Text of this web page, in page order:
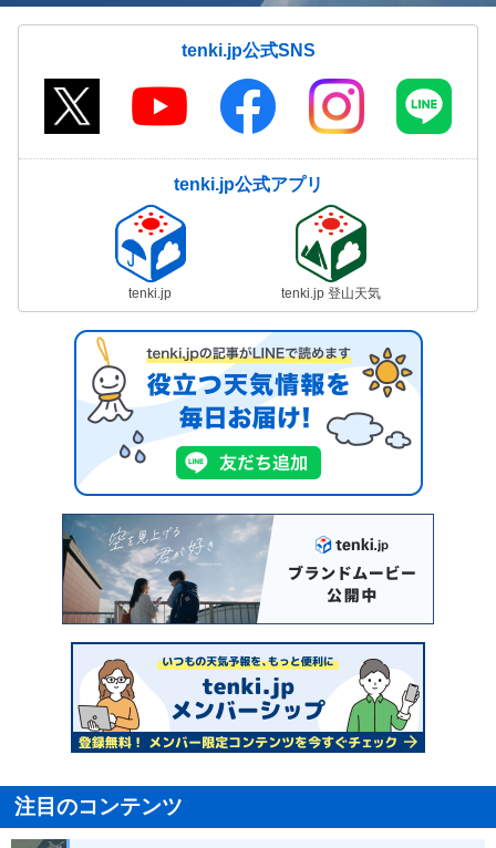
tenki.jp公式SNS
tenki.jp公式アプリ
tenki.jp tenki.jp 登山天気
注目のコンテンツ